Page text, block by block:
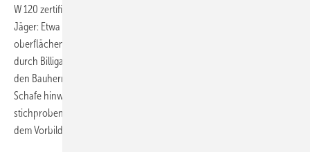
W 120 zertifizierten Bohrunternehmens bestätigte die Kritik von Alois
Jäger: Etwa die Hälfte der Bohrfirmen im Bereich der
oberflächennahen Geothermie arbeite unseriös. Der Kunde werde
durch Billigangebote getäuscht; viele Probleme kämen erst später auf
den Bauherrn zu. Wenn man Behördenvertreter auf die schwarzen
Schafe hinweise, passiere in der Regel nichts. Wichtig seien zumindest
stichprobenartige Kontrollgänge während der Bohrarbeiten nach
dem Vorbild der Lebensmittelkontrolle.